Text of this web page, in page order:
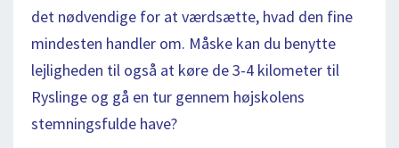
det nødvendige for at værdsætte, hvad den fine
mindesten handler om. Måske kan du benytte
lejligheden til også at køre de 3-4 kilometer til
Ryslinge og gå en tur gennem højskolens
stemningsfulde have?